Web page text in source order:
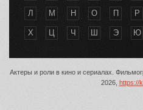
Л М Н О П Р
Х Ц Ч Ш Э Ю
Актеры и роли в кино и сериалах.
2026, https://